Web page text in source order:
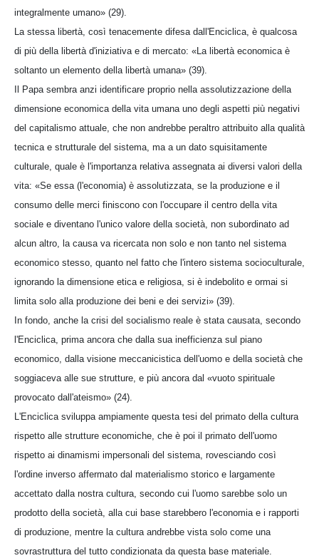
integralmente umano» (29).
La stessa libertà, così tenacemente difesa dall'Enciclica, è qualcosa
di più della libertà d'iniziativa e di mercato: «La libertà economica è
soltanto un elemento della libertà umana» (39).
Il Papa sembra anzi identificare proprio nella assolutizzazione della
dimensione economica della vita umana uno degli aspetti più negativi
del capitalismo attuale, che non andrebbe peraltro attribuito alla qualità
tecnica e strutturale del sistema, ma a un dato squisitamente
culturale, quale è l'importanza relativa assegnata ai diversi valori della
vita: «Se essa (l'economia) è assolutizzata, se la produzione e il
consumo delle merci finiscono con l'occupare il centro della vita
sociale e diventano l'unico valore della società, non subordinato ad
alcun altro, la causa va ricercata non solo e non tanto nel sistema
economico stesso, quanto nel fatto che l'intero sistema socioculturale,
ignorando la dimensione etica e religiosa, si è indebolito e ormai si
limita solo alla produzione dei beni e dei servizi» (39).
In fondo, anche la crisi del socialismo reale è stata causata, secondo
l'Enciclica, prima ancora che dalla sua inefficienza sul piano
economico, dalla visione meccanicistica dell'uomo e della società che
soggiaceva alle sue strutture, e più ancora dal «vuoto spirituale
provocato dall'ateismo» (24).
L'Enciclica sviluppa ampiamente questa tesi del primato della cultura
rispetto alle strutture economiche, che è poi il primato dell'uomo
rispetto ai dinamismi impersonali del sistema, rovesciando così
l'ordine inverso affermato dal materialismo storico e largamente
accettato dalla nostra cultura, secondo cui l'uomo sarebbe solo un
prodotto della società, alla cui base starebbero l'economia e i rapporti
di produzione, mentre la cultura andrebbe vista solo come una
sovrastruttura del tutto condizionata da questa base materiale.